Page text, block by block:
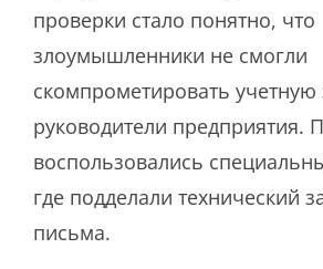
проверки стало понятно, что
злоумышленники не смогли
скомпрометировать учетную
руководители предприятия.
воспользовались
где подделали технический
письма.